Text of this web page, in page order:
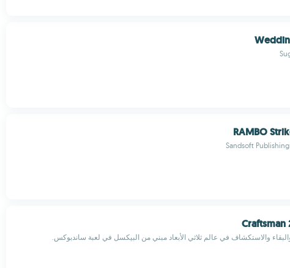
RAMBO
Sandsoft
Craftsman
والبقاء والاستكشاف في عالم ثلاثي الأبعاد مبني من البيكسل في لعبة ساندبوكس.